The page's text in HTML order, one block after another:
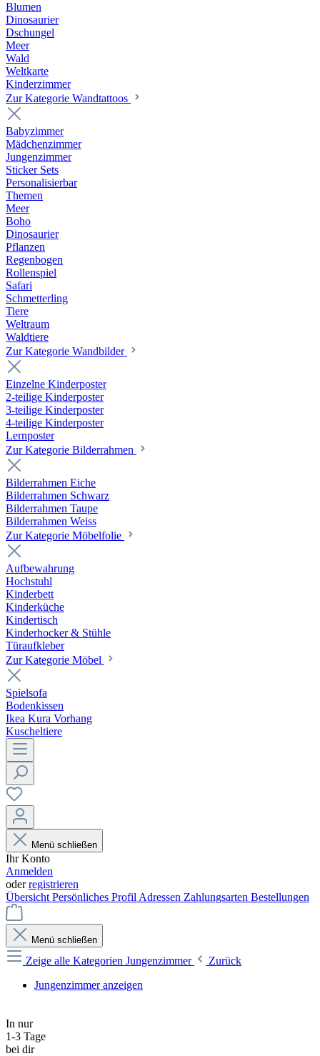
Blumen
Dinosaurier
Dschungel
Meer
Wald
Weltkarte
Kinderzimmer
Zur Kategorie Wandtattoos
Babyzimmer
Mädchenzimmer
Jungenzimmer
Sticker Sets
Personalisierbar
Themen
Meer
Boho
Dinosaurier
Pflanzen
Regenbogen
Rollenspiel
Safari
Schmetterling
Tiere
Weltraum
Waldtiere
Zur Kategorie Wandbilder
Einzelne Kinderposter
2-teilige Kinderposter
3-teilige Kinderposter
4-teilige Kinderposter
Lernposter
Zur Kategorie Bilderrahmen
Bilderrahmen Eiche
Bilderrahmen Schwarz
Bilderrahmen Taupe
Bilderrahmen Weiss
Zur Kategorie Möbelfolie
Aufbewahrung
Hochstuhl
Kinderbett
Kinderküche
Kindertisch
Kinderhocker & Stühle
Türaufkleber
Zur Kategorie Möbel
Spielsofa
Bodenkissen
Ikea Kura Vorhang
Kuscheltiere
Menü schließen
Ihr Konto
Anmelden
oderregistrieren
Übersicht Persönliches Profil Adressen Zahlungsarten Bestellungen
Menü schließen
Zeige alle Kategorien Jungenzimmer
Zurück
Jungenzimmer anzeigen
In nur
1-3 Tage
bei dir